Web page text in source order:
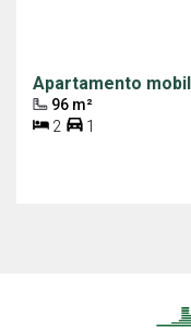
Apartamento
96 m²
2
1